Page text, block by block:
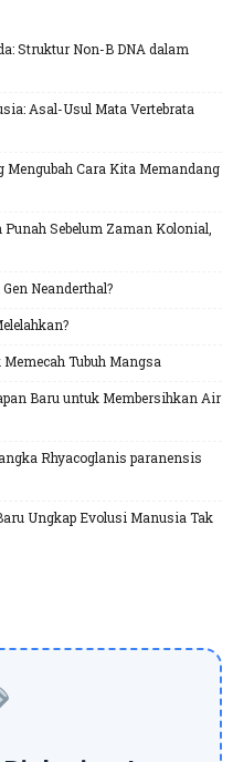
Struktur Non-B DNA dalam
Asal-Usul Mata Vertebrata
Mengubah Cara Kita Memandang
Sebelum Zaman Kolonial,
Neanderthal?
Tubuh Mangsa
Baru untuk Membersihkan Air
Rhyacoglanis paranensis
Ungkap Evolusi Manusia Tak